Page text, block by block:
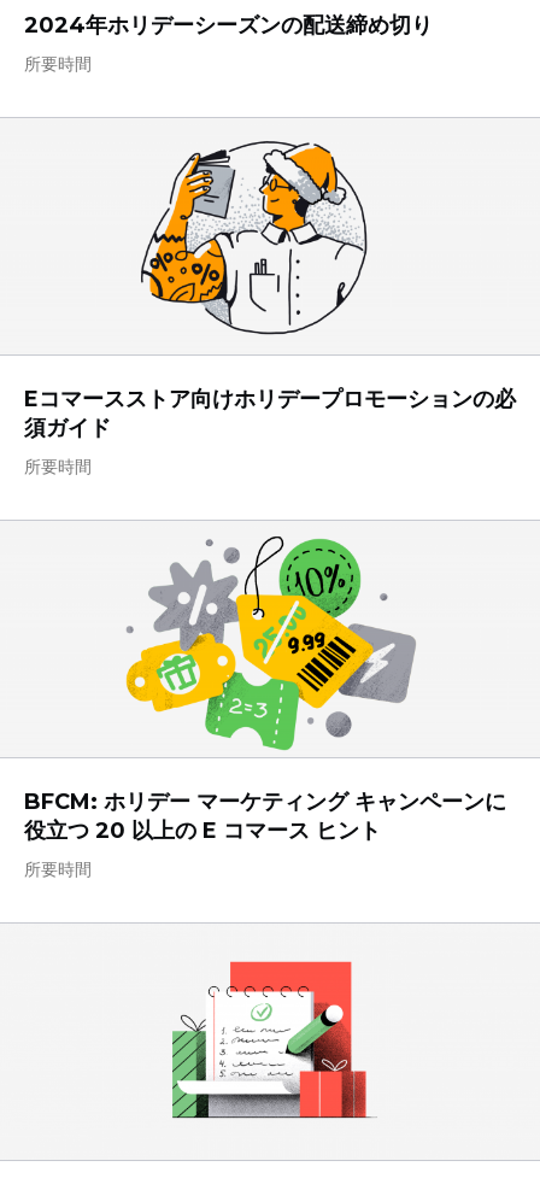
2024年ホリデーシーズンの配送締め切り
所要時間
Eコマースストア向けホリデープロモーションの必
須ガイド
所要時間
BFCM: ホリデー マーケティング キャンペーンに
役立つ 20 以上の E コマース ヒント
所要時間